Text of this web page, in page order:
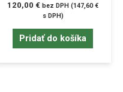
120,00 € bez DPH (147,60€
s DPH)
Pridať do košíka